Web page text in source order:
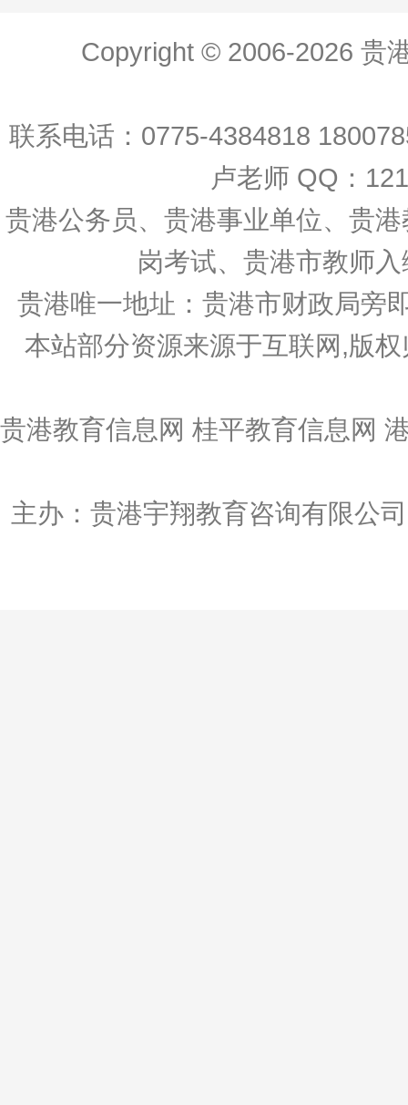
Copyright © 2006-2026 贵
联系电话：0775-4384818
卢老师 QQ：
贵港公务员、贵港事业单位、贵
岗考试、贵港市教师
贵港唯一地址：贵港市财政局旁
本站部分资源来源于互联网,版
贵港教育信息网 桂平教育信息网
主办：贵港宇翔教育咨询有限公